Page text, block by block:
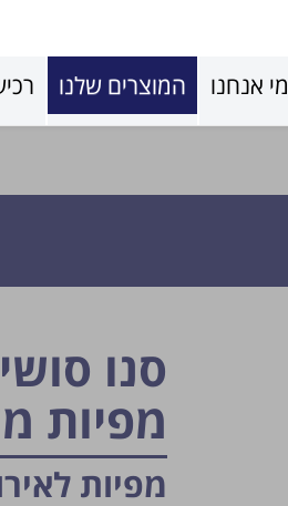
מי אנחנו המוצרים שלנו
סנו סושי
מפיות
מפיות